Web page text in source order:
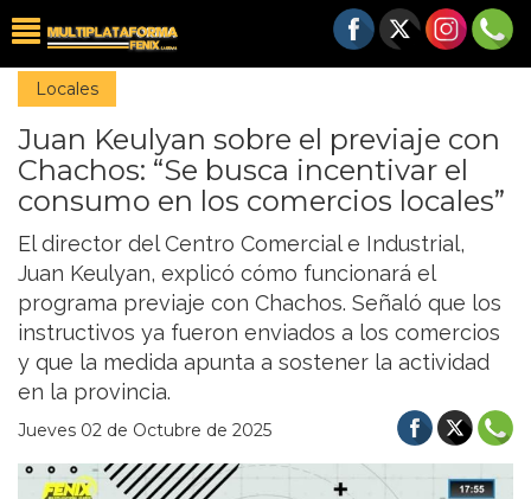
Locales
Juan Keulyan sobre el previaje con
Chachos: “Se busca incentivar el
consumo en los comercios locales”
El director del Centro Comercial e Industrial,
Juan Keulyan, explicó cómo funcionará el
programa previaje con Chachos. Señaló que los
instructivos ya fueron enviados a los comercios
y que la medida apunta a sostener la actividad
en la provincia.
Jueves 02 de Octubre de 2025